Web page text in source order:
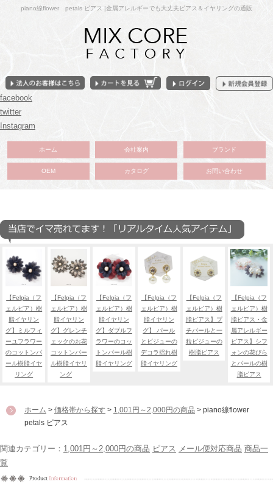
piano線flower petals ピアス |金属アレルギーでも大丈夫ピアス＆イヤリングの通販
facebook
twitter
Instagram
ホーム 会社案内 ブランド
OEM カタログ お問い合わせ
【Felpia（フ
ェルピア）樹
脂イヤリン
グ】ミルフィ
ーユフラワー
のコットンパ
ール樹脂イヤ
リング
【Felpia（フ
ェルピア）樹
脂イヤリン
グ】グレンチ
ェックのお花
コットンパー
ル樹脂イヤリ
ング
【Felpia（フ
ェルピア）樹
脂イヤリン
グ】ダブルフ
ラワーのコッ
トンパール樹
脂イヤリング
【Felpia（フ
ェルピア）樹
脂イヤリン
グ】 パール
とビジューの
デコラ揺れ樹
脂イヤリング
【Felpia（フ
ェルピア）樹
脂ピアス】プ
チパールと一
粒ビジューの
樹脂ピアス
【Felpia（フ
ェルピア）樹
脂ピアス・金
属アレルギー
ピアス】シフ
ォンの花びら
とパールの樹
脂ピアス
ホーム > 価格帯から探す > 1,001円～2,000円の商品 > piano線flower
petals ピアス
関連カテゴリー： 1,001円～2,000円の商品 ピアス メール便対応商品 商品一
覧